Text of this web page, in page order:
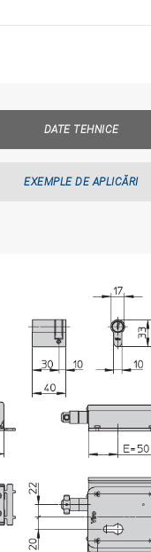
DATE TEHNICE
EXEMPLE DE APLICĂRI